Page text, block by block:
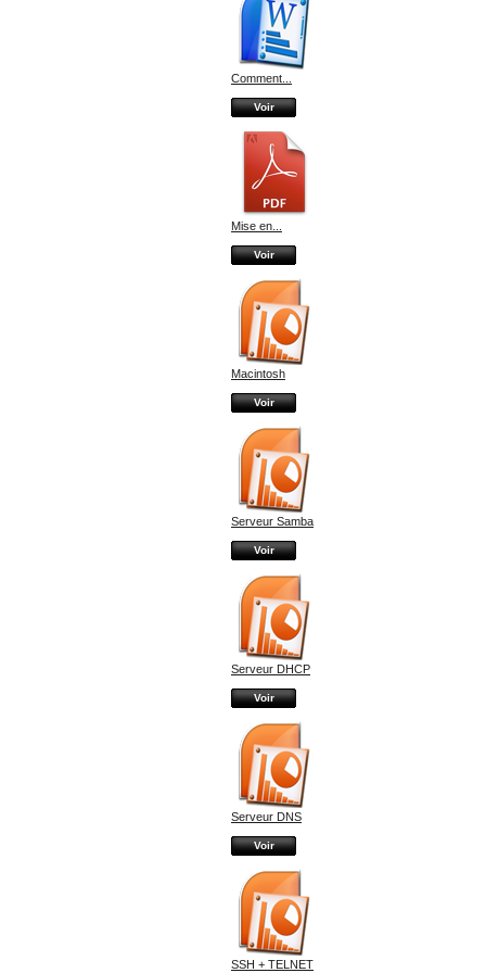
Comment...
Voir
Mise en...
Voir
Macintosh
Voir
Serveur Samba
Voir
Serveur DHCP
Voir
Serveur DNS
Voir
SSH + TELNET